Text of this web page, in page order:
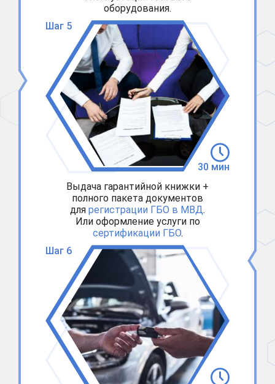
оборудования.
Шаг 5
Выдача гарантийной книжки +
полного пакета документов
для регистрации ГБО в МВД.
Или оформление услуги по
сертификации ГБО.
30 мин
Шаг 6